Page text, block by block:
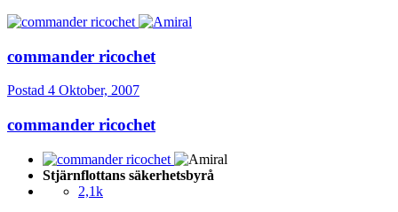
commander ricochet
Postad 4 Oktober, 2007
commander ricochet
Stjärnflottans säkerhetsbyrå
2,1k